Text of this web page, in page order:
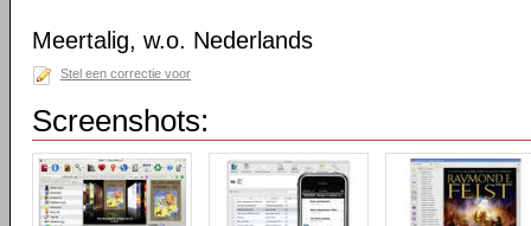
Meertalig, w.o. Nederlands
Stel een correctie voor
Screenshots: